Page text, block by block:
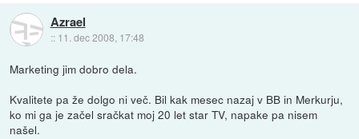
Azrael
:: 11. dec 2008, 17:48
Marketing jim dobro dela.
Kvalitete pa že dolgo ni več. Bil kak mesec nazaj v BB in Merkurju,
ko mi ga je začel sračkat moj 20 let star TV, napake pa nisem
našel.